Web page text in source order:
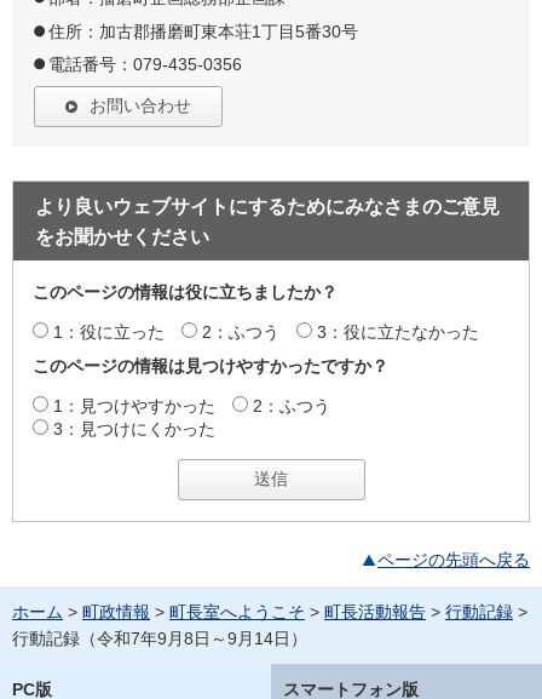
住所：加古郡播磨町東本荘1丁目5番30号
電話番号：079-435-0356
お問い合わせ
より良いウェブサイトにするためにみなさまのご意見
をお聞かせください
このページの情報は役に立ちましたか？
1：役に立った 2：ふつう
3：役に立たなかった
このページの情報は見つけやすかったですか？
1：見つけやすかった
2：ふつう
3：見つけにくかった
ページの先頭へ戻る
ホーム > 町政情報 > 町長室へようこそ > 町長活動報告 > 行動記録 >
行動記録（令和7年9月8日～9月14日）
PC版 スマートフォン版